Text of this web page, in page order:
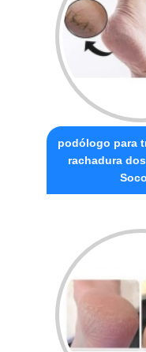
podólogo para
rachadura